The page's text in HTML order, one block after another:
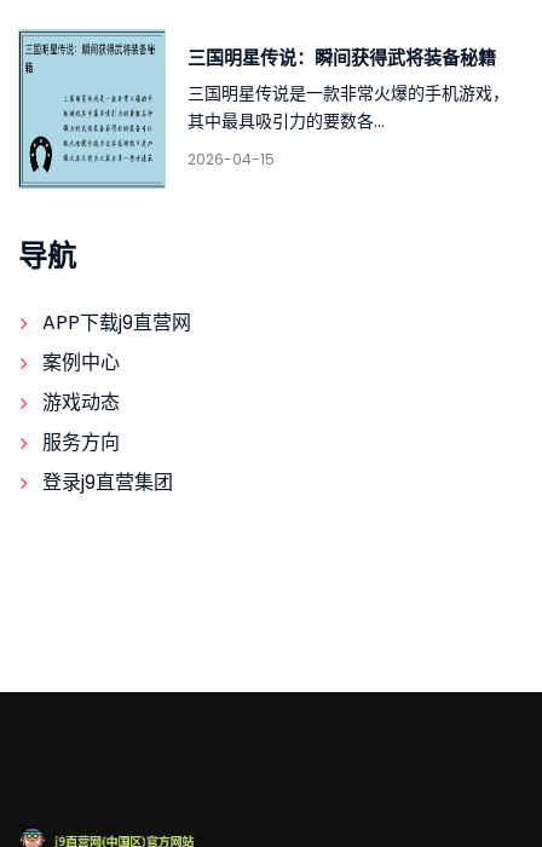
三国明星传说：瞬间获得武将装备秘籍
三国明星传说是一款非常火爆的手机游戏，
其中最具吸引力的要数各...
2026-04-15
导航
APP下载j9直营网
案例中心
游戏动态
服务方向
登录j9直营集团